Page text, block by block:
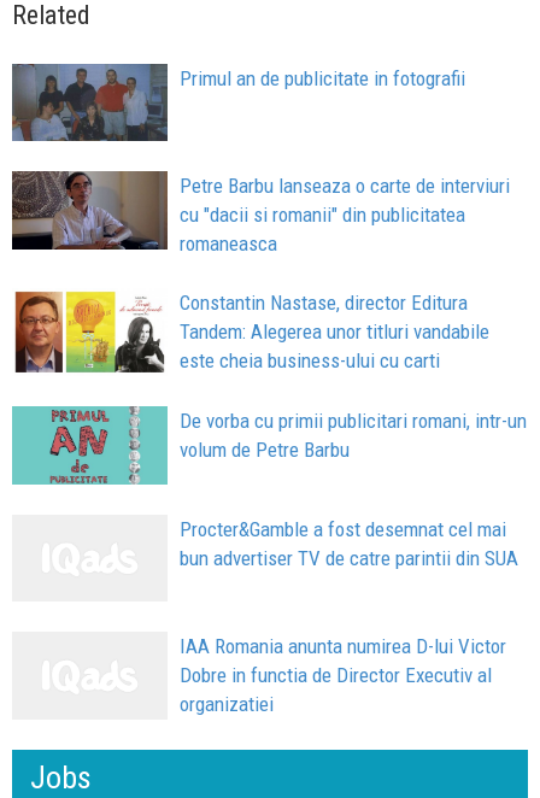
Related
Primul an de publicitate in fotografii
Petre Barbu lanseaza o carte de interviuri
cu "dacii si romanii" din publicitatea
romaneasca
Constantin Nastase, director Editura
Tandem: Alegerea unor titluri vandabile
este cheia business-ului cu carti
De vorba cu primii publicitari romani, intr-un
volum de Petre Barbu
Procter&Gamble a fost desemnat cel mai
bun advertiser TV de catre parintii din SUA
IAA Romania anunta numirea D-lui Victor
Dobre in functia de Director Executiv al
organizatiei
Jobs